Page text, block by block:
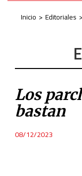
Inicio Editoriales
Los
bastan
08/12/2023